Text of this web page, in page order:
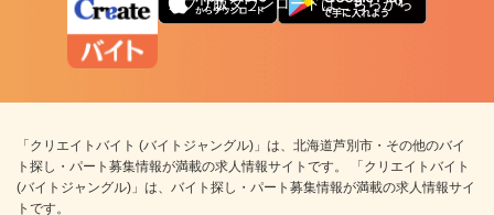
アプリ版ダウンロードはこちらから
「クリエイトバイト (バイトジャングル)」は、北海道芦別市・その他のバイ
ト探し・パート募集情報が満載の求人情報サイトです。 「クリエイトバイト
(バイトジャングル)」は、バイト探し・パート募集情報が満載の求人情報サイ
トです。